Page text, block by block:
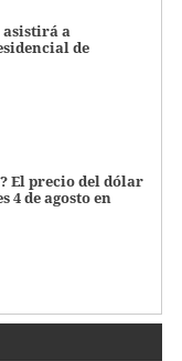
a
de
El precio del dólar
4 de agosto en